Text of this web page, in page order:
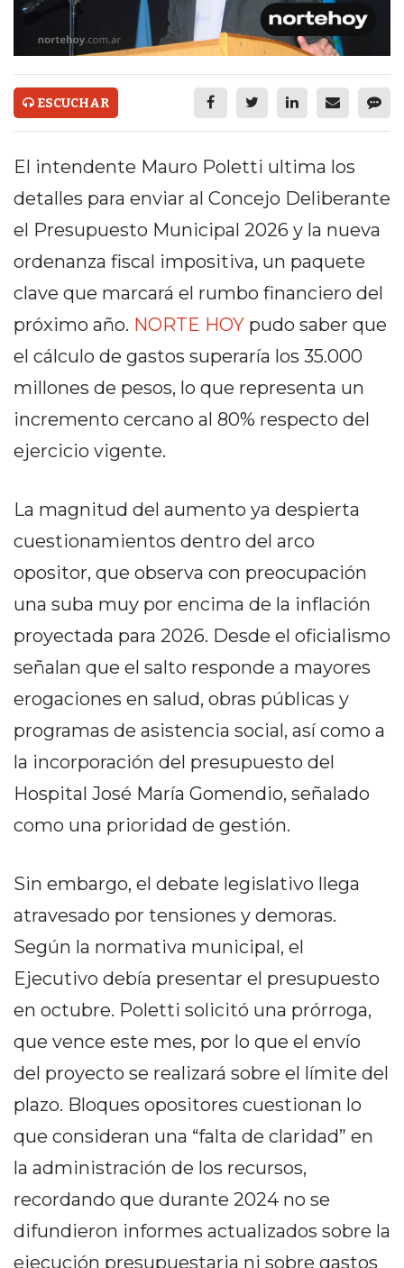
HORÓSCOPO
QUÉ ES
CÓMO FUNCIONA: CREAR
PEDIDOS POR WHATSAPP
TIENDA ONLINE GRATIS
EN ARGENTINA:
CHANGUITO.COM.AR VS
OTRAS PLATAFORMAS DE
VENTA POR WHATSAPP
DE COMIDA POR
DEFINITIVA PARA
RESTAURANTES Y
DELIVERIES
PEDIDOS DE DELIVERY
POR WHATSAPP SIN QUE
SE TE PIERDA NINGUNO
Y
CONDICIONES
POLÍTICAS
PRIVACIDAD
MAPA
DEL
TAPA
DEL
REPORTERO
DIARIO
DEPORTIVO
ESCUCHAR
El intendente Mauro Poletti ultima los
detalles para enviar al Concejo Deliberante
el Presupuesto Municipal 2026 y la nueva
ordenanza fiscal impositiva, un paquete
clave que marcará el rumbo financiero del
próximo año. NORTE HOY pudo saber que
el cálculo de gastos superaría los 35.000
millones de pesos, lo que representa un
incremento cercano al 80% respecto del
ejercicio vigente.
La magnitud del aumento ya despierta
cuestionamientos dentro del arco
opositor, que observa con preocupación
una suba muy por encima de la inflación
proyectada para 2026. Desde el oficialismo
señalan que el salto responde a mayores
erogaciones en salud, obras públicas y
programas de asistencia social, así como a
la incorporación del presupuesto del
Hospital José María Gomendio, señalado
como una prioridad de gestión.
Sin embargo, el debate legislativo llega
atravesado por tensiones y demoras.
Según la normativa municipal, el
Ejecutivo debía presentar el presupuesto
en octubre. Poletti solicitó una prórroga,
que vence este mes, por lo que el envío
del proyecto se realizará sobre el límite del
plazo. Bloques opositores cuestionan lo
que consideran una “falta de claridad” en
la administración de los recursos,
recordando que durante 2024 no se
difundieron informes actualizados sobre la
ejecución presupuestaria ni sobre gastos